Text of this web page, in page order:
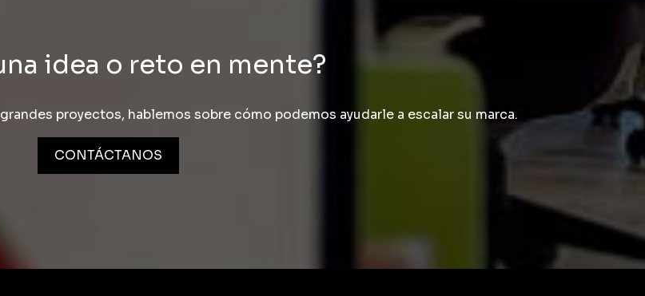
idea o reto en mente?
proyectos, hablemos sobre cómo podemos ayudarle a escalar su marca.
CONTÁCTANOS